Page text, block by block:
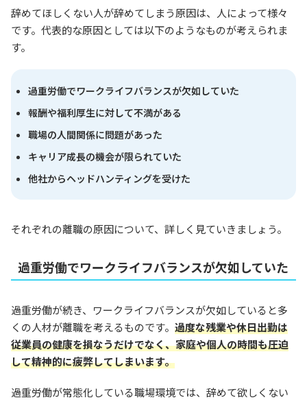
辞めてほしくない人が辞めてしまう原因は、人によって様々
です。代表的な原因としては以下のようなものが考えられま
す。
過重労働でワークライフバランスが欠如していた
報酬や福利厚生に対して不満がある
職場の人間関係に問題があった
キャリア成長の機会が限られていた
他社からヘッドハンティングを受けた
それぞれの離職の原因について、詳しく見ていきましょう。
過重労働でワークライフバランスが欠如していた
過重労働が続き、ワークライフバランスが欠如していると多
くの人材が離職を考えるものです。 過度な残業や休日出勤は
従業員の健康を損なうだけでなく、家庭や個人の時間も圧迫
して精神的に疲弊してしまいます。
過重労働が常態化している職場環境では、辞めて欲しくない